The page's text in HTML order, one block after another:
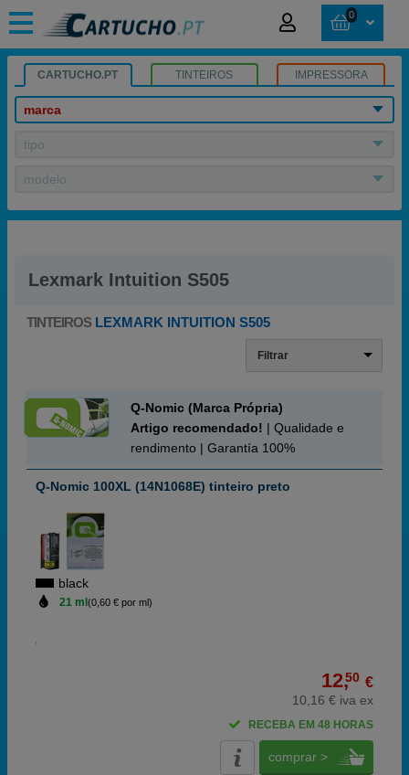
0
CARTUCHO.PT TINTEIROS IMPRESSORA
marca
tipo
modelo
Lexmark Intuition S505
TINTEIROS LEXMARK INTUITION S505
Filtrar
Q-Nomic (Marca Própria)
Artigo recomendado! | Qualidade e
rendimento | Garantía 100%
Q-Nomic 100XL (14N1068E) tinteiro preto
black
21 ml (0,60 € por ml)
12,50 €
10,16 € iva ex
RECEBA EM 48 HORAS
comprar >